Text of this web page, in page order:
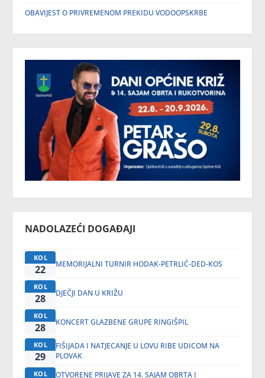
OBAVIJEST O PRIVREMENOM PREKIDU VODOOPSKRBE
NADOLAZEĆI DOGAĐAJI
KOL
22 MEMORIJALNI TURNIR HODAK-PETRLIĆ-DED-KOS
KOL
28 DJEČJI DAN U KRIŽU
KOL
28 KONCERT GLAZBENE GRUPE RINGIŠPIL
KOL
29
FIŠIJADA I NATJECANJE U LOVU RIBE UDICOM NA
PLOVAK
KOL
OTVORENE PRIJAVE ZA 14. SAJAM OBRTA I